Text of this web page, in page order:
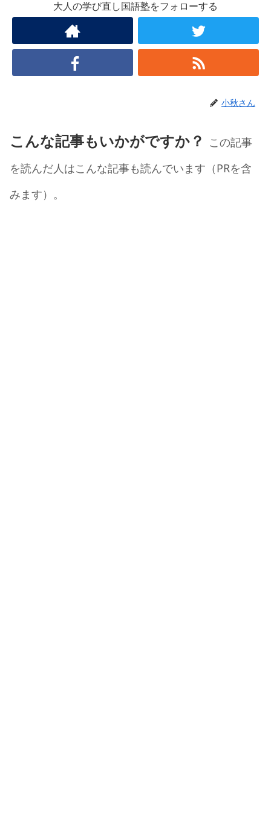
大人の学び直し国語塾をフォローする
小秋さん
こんな記事もいかがですか？ この記事
を読んだ人はこんな記事も読んでいます（PRを含
みます）。